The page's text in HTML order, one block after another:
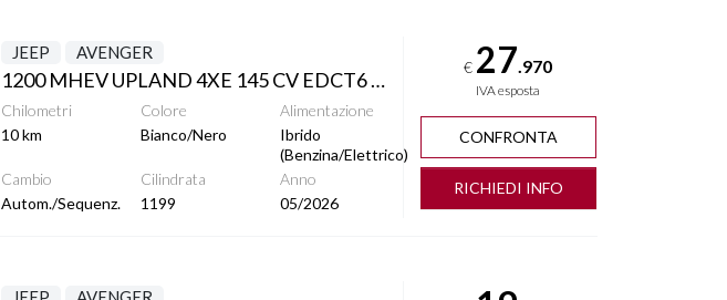
JEEP AVENGER
1200 MHEV UPLAND 4XE 145 CV EDCT6 KM 0 ITALIA
Chilometri
10 km
Colore
Bianco/Nero
Alimentazione
Ibrido
(Benzina/Elettrico)
Cambio
Autom./Sequenz.
Cilindrata
1199
Anno
05/2026
€ 27 .970
IVA esposta
CONFRONTA
RICHIEDI INFO